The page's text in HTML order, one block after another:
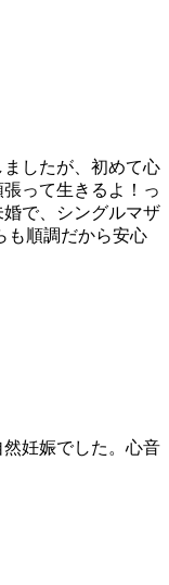
したが、初めて心
って生きるよ！っ
で、シングルマザ
も順調だから安心
妊娠でした。心音